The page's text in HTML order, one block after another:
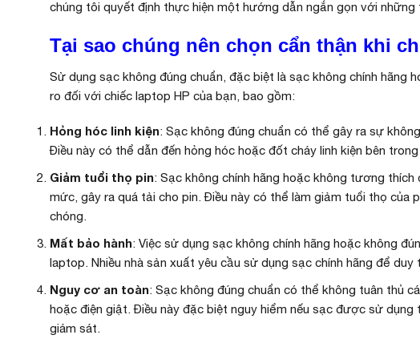
chúng tôi quyết định thực hiện một hướng dẫn ngắn gọn với
Tại sao chúng nên chọn cẩn thận khi
Sử dụng sạc không đúng chuẩn, đặc biệt là sạc không chính hãng
ro đối với chiếc laptop HP của bạn, bao gồm:
Hỏng hóc linh kiện: Sạc không đúng chuẩn có thể gây ra sự
Điều này có thể dẫn đến hỏng hóc hoặc đốt cháy linh kiện bên
Giảm tuổi thọ pin: Sạc không chính hãng hoặc không tương
mức, gây ra quá tải cho pin. Điều này có thể làm giảm tuổi thọ của
chóng.
Mất bảo hành: Việc sử dụng sạc không chính hãng hoặc không
laptop. Nhiều nhà sản xuất yêu cầu sử dụng sạc chính hãng để duy
Nguy cơ an toàn: Sạc không đúng chuẩn có thể không tuân thủ
hoặc điện giật. Điều này đặc biệt nguy hiểm nếu sạc được sử
giám sát.